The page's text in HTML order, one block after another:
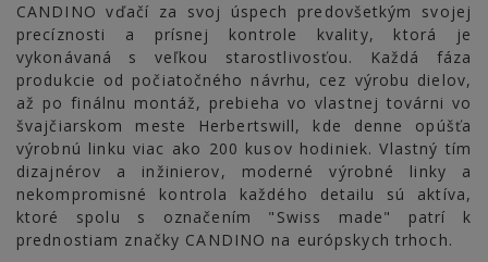
CANDINO vďačí za svoj úspech predovšetkým svojej
precíznosti a prísnej kontrole kvality, ktorá je
vykonávaná s veľkou starostlivosťou. Každá fáza
produkcie od počiatočného návrhu, cez výrobu dielov,
až po finálnu montáž, prebieha vo vlastnej továrni vo
švajčiarskom meste Herbertswill, kde denne opúšťa
výrobnú linku viac ako 200 kusov hodiniek. Vlastný tím
dizajnérov a inžinierov, moderné výrobné linky a
nekompromisné kontrola každého detailu sú aktíva,
ktoré spolu s označením "Swiss made" patrí k
prednostiam značky CANDINO na európskych trhoch.